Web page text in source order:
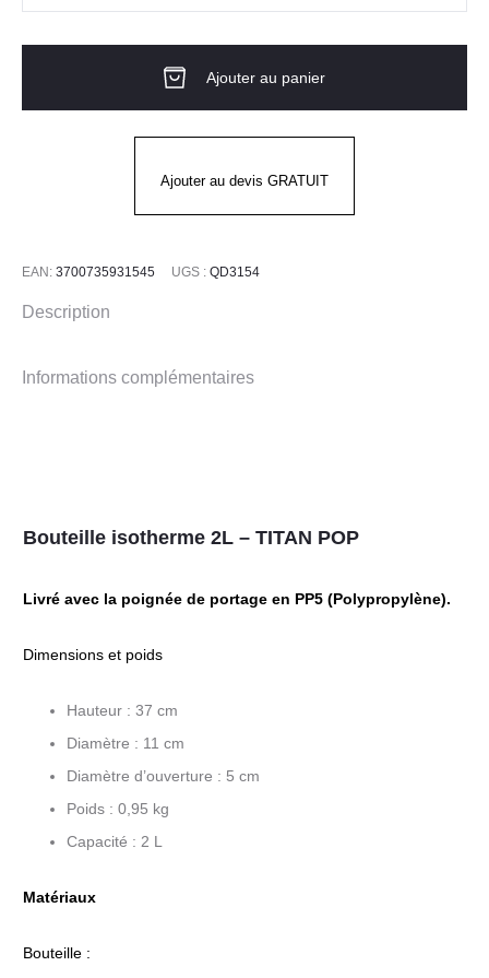
QWETCH
Ajouter au panier
Ajouter au devis GRATUIT
EAN: 3700735931545 UGS : QD3154
Description
Informations complémentaires
Bouteille isotherme 2L – TITAN POP
Livré avec la poignée de portage en PP5 (Polypropylène).
Dimensions et poids
Hauteur : 37 cm
Diamètre : 11 cm
Diamètre d’ouverture : 5 cm
Poids : 0,95 kg
Capacité : 2 L
Matériaux
Bouteille :